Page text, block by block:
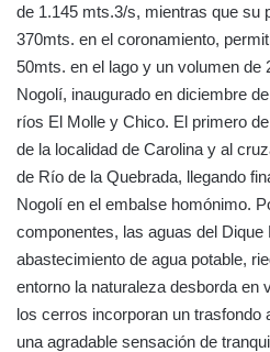
de 1.145 mts.3/s, mientras que su
370mts. en el coronamiento,
50mts. en el lago y un volumen de
Nogolí, inaugurado en diciembre
ríos El Molle y Chico. El primero
de la localidad de Carolina y al
de Río de la Quebrada, llegando
Nogolí en el embalse homónimo.
componentes, las aguas del
abastecimiento de agua potable,
entorno la naturaleza desborda en
los cerros incorporan un trasfondo
una agradable sensación de